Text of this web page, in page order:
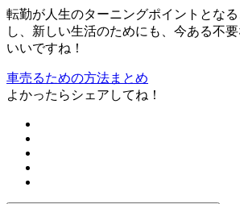
転勤が人生のターニングポイントとな
し、新しい生活のためにも、今ある不
いいですね！
車売るための方法まとめ
よかったらシェアしてね！